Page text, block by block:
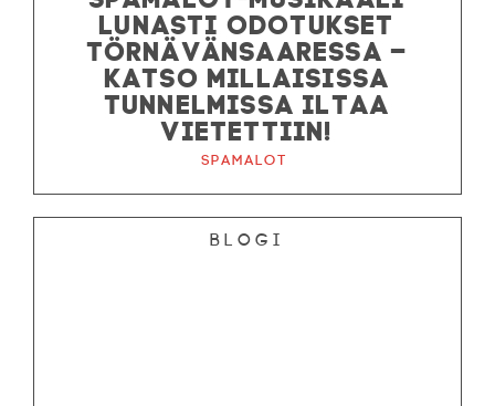
LUNASTI ODOTUKSET
TÖRNÄVÄNSAARESSA –
KATSO MILLAISISSA
TUNNELMISSA ILTAA
VIETETTIIN!
Spamalot
Blogi